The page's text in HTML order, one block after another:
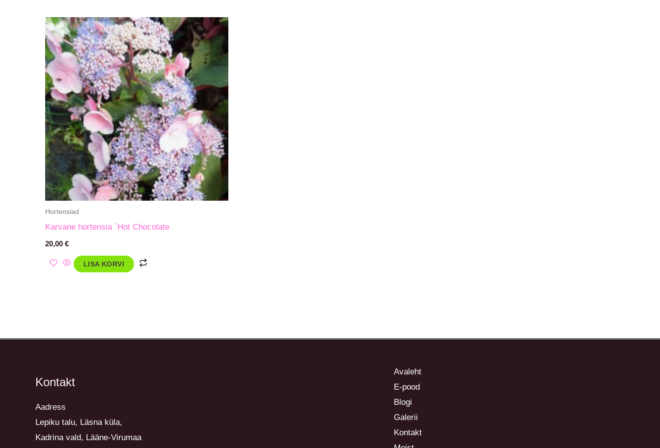
Hortensiad
Karvane hortensia `Hot Chocolate
20,00 €
LISA KORVI
Kontakt
Aadress
Lepiku talu, Läsna küla,
Kadrina vald, Lääne-Virumaa
Avaleht
E-pood
Blogi
Galerii
Kontakt